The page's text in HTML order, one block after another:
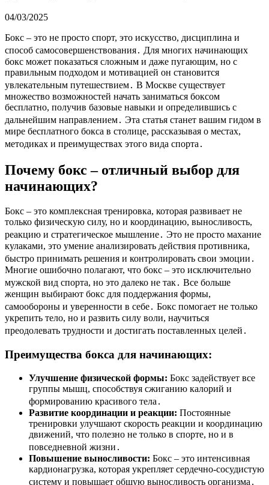
04/03/2025
Бокс – это не просто спорт, это искусство, дисциплина и
способ самосовершенствования․ Для многих начинающих
бокс может показаться сложным и даже пугающим, но с
правильным подходом и мотивацией он становится
увлекательным путешествием․ В Москве существует
множество возможностей начать заниматься боксом
бесплатно, получив базовые навыки и определившись с
дальнейшим направлением․ Эта статья станет вашим гидом в
мире бесплатного бокса в столице, рассказывая о местах,
методиках и преимуществах этого вида спорта․
Почему бокс – отличный выбор для
начинающих?
Бокс – это комплексная тренировка, которая развивает не
только физическую силу, но и координацию, выносливость,
реакцию и стратегическое мышление․ Это не просто махание
кулаками, это умение анализировать действия противника,
быстро принимать решения и контролировать свои эмоции․
Многие ошибочно полагают, что бокс – это исключительно
мужской вид спорта, но это далеко не так․ Все больше
женщин выбирают бокс для поддержания формы,
самообороны и уверенности в себе․ Бокс помогает не только
укрепить тело, но и развить силу воли, научиться
преодолевать трудности и достигать поставленных целей․
Преимущества бокса для начинающих:
Улучшение физической формы: Бокс задействует все
группы мышц, способствуя сжиганию калорий и
формированию красивого тела․
Развитие координации и реакции: Постоянные
тренировки улучшают скорость реакции и координацию
движений, что полезно не только в спорте, но и в
повседневной жизни․
Повышение выносливости: Бокс – это интенсивная
кардионагрузка, которая укрепляет сердечно-сосудистую
систему и повышает общую выносливость организма․